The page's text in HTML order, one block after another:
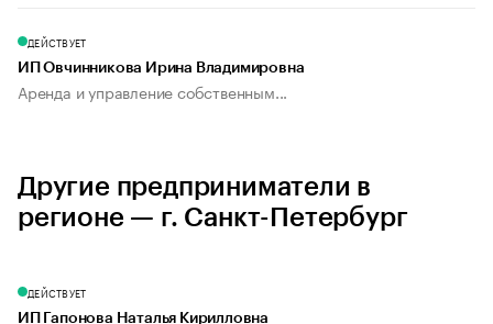
ДЕЙСТВУЕТ
ИП Овчинникова Ирина Владимировна
Аренда и управление собственным...
Другие предприниматели в
регионе — г. Санкт-Петербург
ДЕЙСТВУЕТ
ИП Гапонова Наталья Кирилловна